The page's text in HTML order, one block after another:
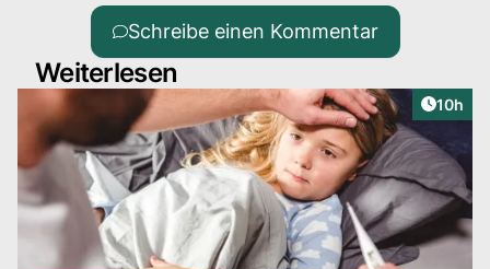
Schreibe einen Kommentar
Weiterlesen
Artikel
10h